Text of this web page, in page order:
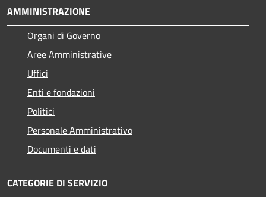
AMMINISTRAZIONE
Organi di Governo
Aree Amministrative
Uffici
Enti e fondazioni
Politici
Personale Amministrativo
Documenti e dati
CATEGORIE DI SERVIZIO